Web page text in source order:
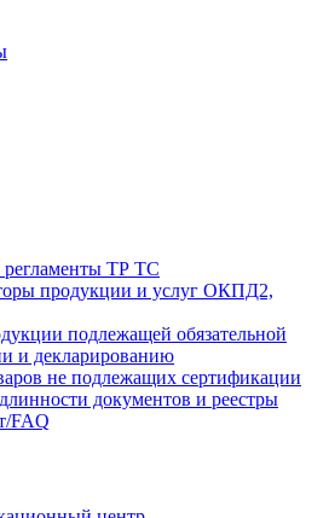
регламенты ТР ТС
продукции и услуг ОКПД2,
подлежащей обязательной
и декларированию
не подлежащих сертификации
документов и реестры
FAQ